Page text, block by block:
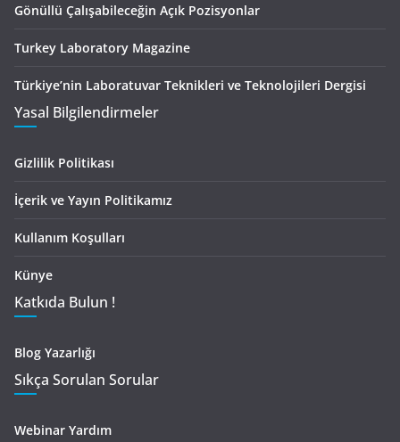
Gönüllü Çalışabileceğin Açık Pozisyonlar
Turkey Laboratory Magazine
Türkiye’nin Laboratuvar Teknikleri ve Teknolojileri Dergisi
Yasal Bilgilendirmeler
Gizlilik Politikası
İçerik ve Yayın Politikamız
Kullanım Koşulları
Künye
Katkıda Bulun !
Blog Yazarlığı
Sıkça Sorulan Sorular
Webinar Yardım